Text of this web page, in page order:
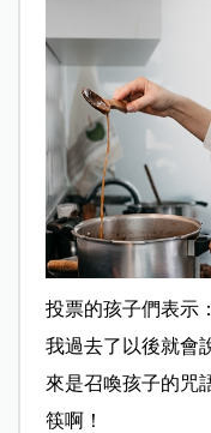
投票的孩子們表示
我過去了以後就會
來是召喚孩子的咒
筷啊！